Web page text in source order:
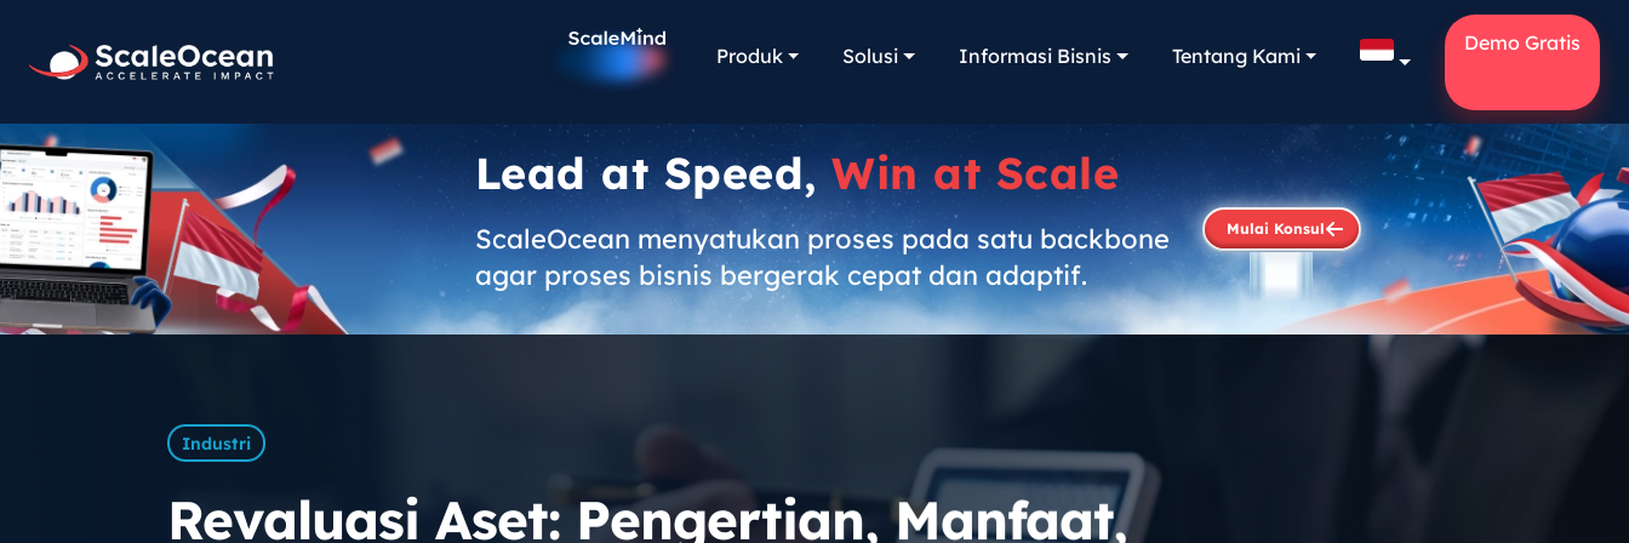
Produk Solusi Informasi Bisnis Tentang Kami
Demo Gratis
Lead at Speed,Win at Scale
ScaleOcean menyatukan proses pada satu backbone
agar proses bisnis bergerak cepat dan adaptif.
Mulai Konsul
Industri
Revaluasi Aset: Pengertian, Manfaat,